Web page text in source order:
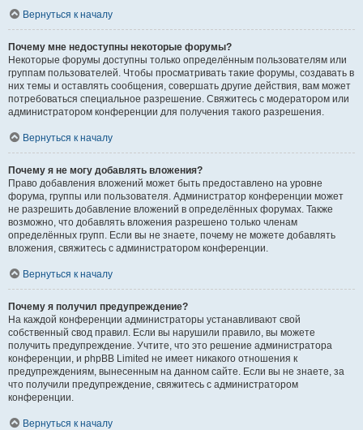
Вернуться к началу
Почему мне недоступны некоторые форумы?
Некоторые форумы доступны только определённым пользователям или
группам пользователей. Чтобы просматривать такие форумы, создавать в
них темы и оставлять сообщения, совершать другие действия, вам может
потребоваться специальное разрешение. Свяжитесь с модератором или
администратором конференции для получения такого разрешения.
Вернуться к началу
Почему я не могу добавлять вложения?
Право добавления вложений может быть предоставлено на уровне
форума, группы или пользователя. Администратор конференции может
не разрешить добавление вложений в определённых форумах. Также
возможно, что добавлять вложения разрешено только членам
определённых групп. Если вы не знаете, почему не можете добавлять
вложения, свяжитесь с администратором конференции.
Вернуться к началу
Почему я получил предупреждение?
На каждой конференции администраторы устанавливают свой
собственный свод правил. Если вы нарушили правило, вы можете
получить предупреждение. Учтите, что это решение администратора
конференции, и phpBB Limited не имеет никакого отношения к
предупреждениям, вынесенным на данном сайте. Если вы не знаете, за
что получили предупреждение, свяжитесь с администратором
конференции.
Вернуться к началу